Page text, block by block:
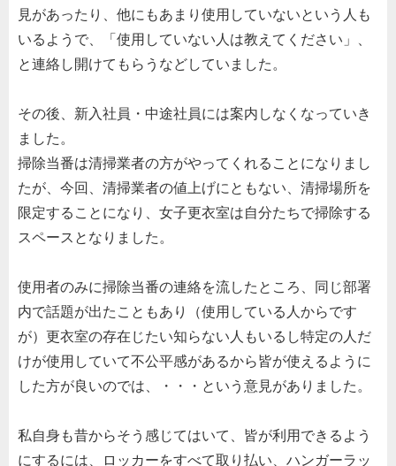
見があったり、他にもあまり使用していないという人も
いるようで、「使用していない人は教えてください」、
と連絡し開けてもらうなどしていました。
その後、新入社員・中途社員には案内しなくなっていき
ました。
掃除当番は清掃業者の方がやってくれることになりまし
たが、今回、清掃業者の値上げにともない、清掃場所を
限定することになり、女子更衣室は自分たちで掃除する
スペースとなりました。
使用者のみに掃除当番の連絡を流したところ、同じ部署
内で話題が出たこともあり（使用している人からです
が）更衣室の存在じたい知らない人もいるし特定の人だ
けが使用していて不公平感があるから皆が使えるように
した方が良いのでは、・・・という意見がありました。
私自身も昔からそう感じてはいて、皆が利用できるよう
にするには、ロッカーをすべて取り払い、ハンガーラッ